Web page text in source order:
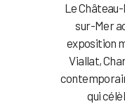
Le
sur-Mer
exposition
Viallat,
qui